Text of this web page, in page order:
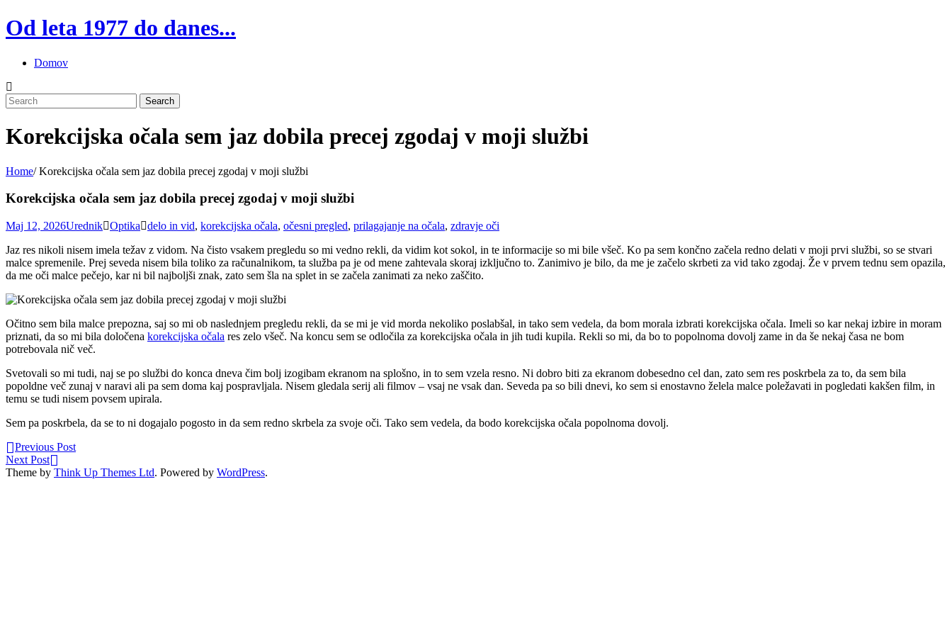
Skip
to
Od leta 1977 do danes...
Domov
Korekcijska očala sem jaz dobila precej zgodaj v moji službi
Home/Korekcijska očala sem jaz dobila precej zgodaj v moji službi
Korekcijska očala sem jaz dobila precej zgodaj v moji službi
Maj 12, 2026Urednik Optika delo in vid, korekcijska očala, očesni pregled, prilagajanje na očala, zdravje oči
Jaz res nikoli nisem imela težav z vidom. Na čisto vsakem pregledu so mi vedno rekli, da vidim kot sokol, in te informacije so mi bile všeč. Ko pa sem končno začela redno delati v moji prvi službi, so se stvari
malce spremenile. Prej seveda nisem bila toliko za računalnikom, ta služba pa je od mene zahtevala skoraj izključno to. Zanimivo je bilo, da me je začelo skrbeti za vid tako zgodaj. Že v prvem tednu sem opazila,
da me oči malce pečejo, kar ni bil najboljši znak, zato sem šla na splet in se začela zanimati za neko zaščito.
Očitno sem bila malce prepozna, saj so mi ob naslednjem pregledu rekli, da se mi je vid morda nekoliko poslabšal, in tako sem vedela, da bom morala izbrati korekcijska očala. Imeli so kar nekaj izbire in moram
priznati, da so mi bila določena korekcijska očala res zelo všeč. Na koncu sem se odločila za korekcijska očala in jih tudi kupila. Rekli so mi, da bo to popolnoma dovolj zame in da še nekaj časa ne bom
potrebovala nič več.
Svetovali so mi tudi, naj se po službi do konca dneva čim bolj izogibam ekranom na splošno, in to sem vzela resno. Ni dobro biti za ekranom dobesedno cel dan, zato sem res poskrbela za to, da sem bila
popoldne več zunaj v naravi ali pa sem doma kaj pospravljala. Nisem gledala serij ali filmov – vsaj ne vsak dan. Seveda pa so bili dnevi, ko sem si enostavno želela malce poležavati in pogledati kakšen film, in
temu se tudi nisem povsem upirala.
Sem pa poskrbela, da se to ni dogajalo pogosto in da sem redno skrbela za svoje oči. Tako sem vedela, da bodo korekcijska očala popolnoma dovolj.
Previous Post
Next Post
Theme by Think Up Themes Ltd. Powered by WordPress.